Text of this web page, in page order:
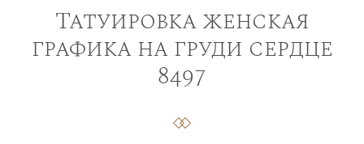
Татуировка женская
графика на груди сердце
8497